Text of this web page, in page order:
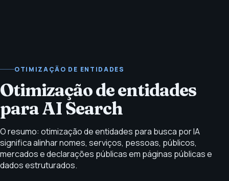
OTIMIZAÇÃO DE ENTIDADES
Otimização de entidades
para AI Search
O resumo: otimização de entidades para busca por IA
significa alinhar nomes, serviços, pessoas, públicos,
mercados e declarações públicas em páginas públicas e
dados estruturados.